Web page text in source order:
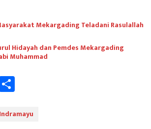
Mekargading Teladani Rasulallah
Hidayah dan Pemdes Mekargading
Muhammad
e